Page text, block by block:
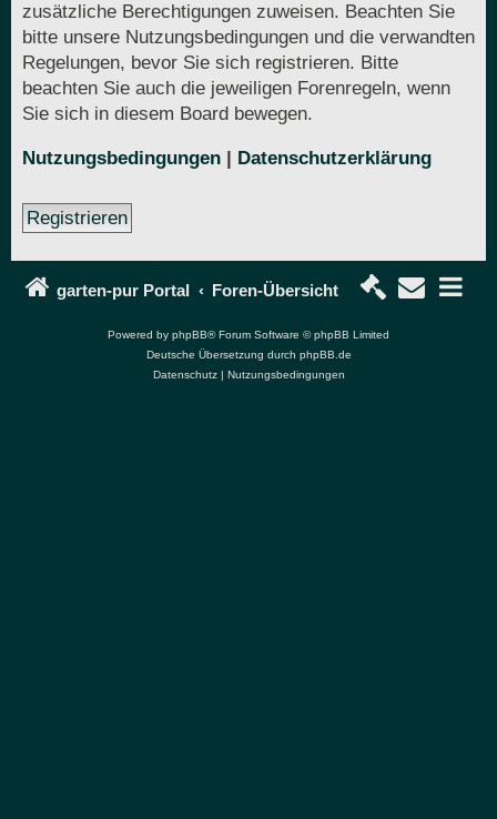
zusätzliche Berechtigungen zuweisen. Beachten Sie
bitte unsere Nutzungsbedingungen und die verwandten
Regelungen, bevor Sie sich registrieren. Bitte
beachten Sie auch die jeweiligen Forenregeln, wenn
Sie sich in diesem Board bewegen.
Nutzungsbedingungen | Datenschutzerklärung
Registrieren
garten-pur Portal Foren-Übersicht
Powered by phpBB® Forum Software © phpBB Limited
Deutsche Übersetzung durch phpBB.de
Datenschutz| Nutzungsbedingungen